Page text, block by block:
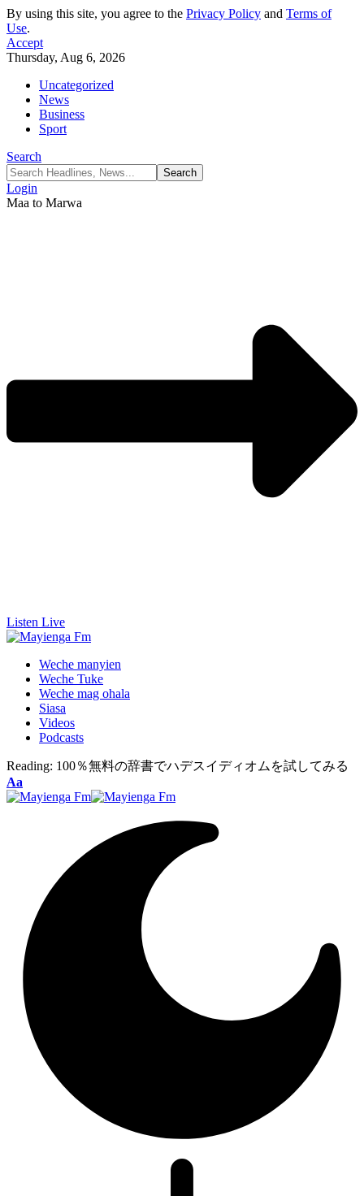
By using this site, you agree to the Privacy Policy and Terms of
Use.
Accept
Thursday, Aug 6, 2026
Uncategorized
News
Business
Sport
Search
Login
Maa to Marwa
Listen Live
Weche manyien
Weche Tuke
Weche mag ohala
Siasa
Videos
Podcasts
Reading: 100％無料の辞書でハデスイディオムを試してみる
Font
Resizer
Aa